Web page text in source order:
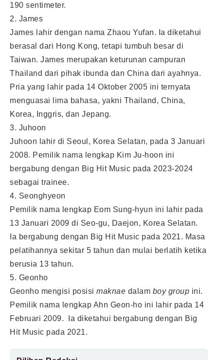
190 sentimeter.
2. James
James lahir dengan nama Zhaou Yufan. Ia diketahui
berasal dari Hong Kong, tetapi tumbuh besar di
Taiwan. James merupakan keturunan campuran
Thailand dari pihak ibunda dan China dari ayahnya.
Pria yang lahir pada 14 Oktober 2005 ini ternyata
menguasai lima bahasa, yakni Thailand, China,
Korea, Inggris, dan Jepang.
3. Juhoon
Juhoon lahir di Seoul, Korea Selatan, pada 3 Januari
2008. Pemilik nama lengkap Kim Ju-hoon ini
bergabung dengan Big Hit Music pada 2023-2024
sebagai trainee.
4. Seonghyeon
Pemilik nama lengkap Eom Sung-hyun ini lahir pada
13 Januari 2009 di Seo-gu, Daejon, Korea Selatan.
Ia bergabung dengan Big Hit Music pada 2021. Masa
pelatihannya sekitar 5 tahun dan mulai berlatih ketika
berusia 13 tahun.
5. Geonho
Geonho mengisi posisi maknae dalam boy group ini.
Pemilik nama lengkap Ahn Geon-ho ini lahir pada 14
Februari 2009. Ia diketahui bergabung dengan Big
Hit Music pada 2021.